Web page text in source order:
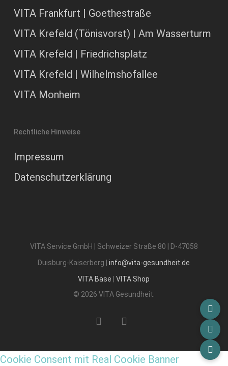
VITA Frankfurt | Goethestraße
VITA Krefeld (Tönisvorst) | Am Wasserturm
VITA Krefeld | Friedrichsplatz
VITA Krefeld | Wilhelmshofallee
VITA Monheim
Rechtliche Hinweise
Impressum
Datenschutzerklärung
VITA Service GmbH | Schweizer Straße 80 | D-47058
Duisburg-Kaiserberg |info@vita-gesundheit.de
VITA Base |VITA Shop
© 2026 VITA Gesundheit.
phone email
Cookie Consent mit Real Cookie Banner